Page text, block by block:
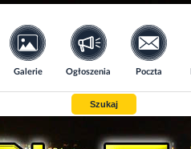
Galerie Ogłoszenia Poczta
Szukaj